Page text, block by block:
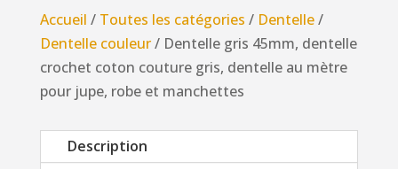
dentelle
crochet
coton
couture
gris,
dentelle
Accueil / Toutes les catégories / Dentelle/
Dentelle couleur/ Dentelle gris 45mm, dentelle
crochet coton couture gris, dentelle au mètre
pour jupe, robe et manchettes
Description